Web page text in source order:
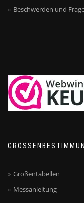
Beschwerden und
GRÖSSENBESTIMMUNG
Größentabellen
Messanleitung